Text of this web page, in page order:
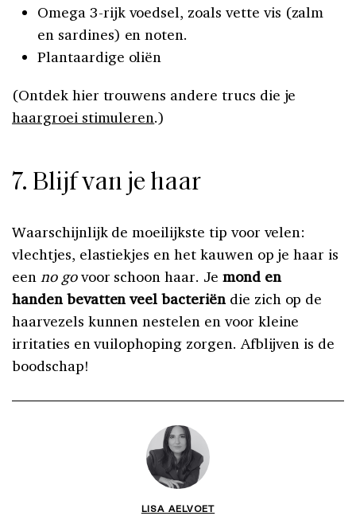
Omega 3-rijk voedsel, zoals vette vis (zalm
en sardines) en noten.
Plantaardige oliën
(Ontdek hier trouwens andere trucs die je
haargroei stimuleren.)
7. Blijf van je haar
Waarschijnlijk de moeilijkste tip voor velen:
vlechtjes, elastiekjes en het kauwen op je haar is
een no govoor schoon haar. Je mond en
handen bevatten veel bacteriën die zich op de
haarvezels kunnen nestelen en voor kleine
irritaties en vuilophoping zorgen. Afblijven is de
boodschap!
LISA AELVOET